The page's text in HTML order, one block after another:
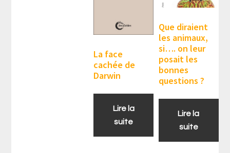
La face
cachée de
Darwin
Lire la
suite
Que diraient
les animaux,
si…. on leur
posait les
bonnes
questions ?
Lire la
suite